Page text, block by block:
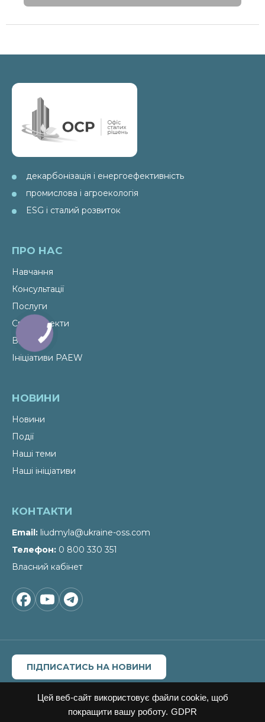
Цей веб-сайт використовує файли cookie, щоб
покращити вашу роботу. GDPR
декарбонізація і енергоефективність
промислова і агроекологія
ESG і сталий розвиток
ПРО НАС
Навчання
Консультації
Послуги
Спецпроекти
Видання
Ініціативи PAEW
НОВИНИ
Новини
Події
Наші теми
Наші ініціативи
КОНТАКТИ
Email liudmyla@ukraine-oss.com
Телефон 0 800 330 351
Власний кабінет
ПІДПИСАТИСЬ НА НОВИНИ
Цитування, копіювання окремих частин текстів чи
зображень, передрук чи будь-яке інше поширення
інформації Офісу сталих рішень можливе за умови